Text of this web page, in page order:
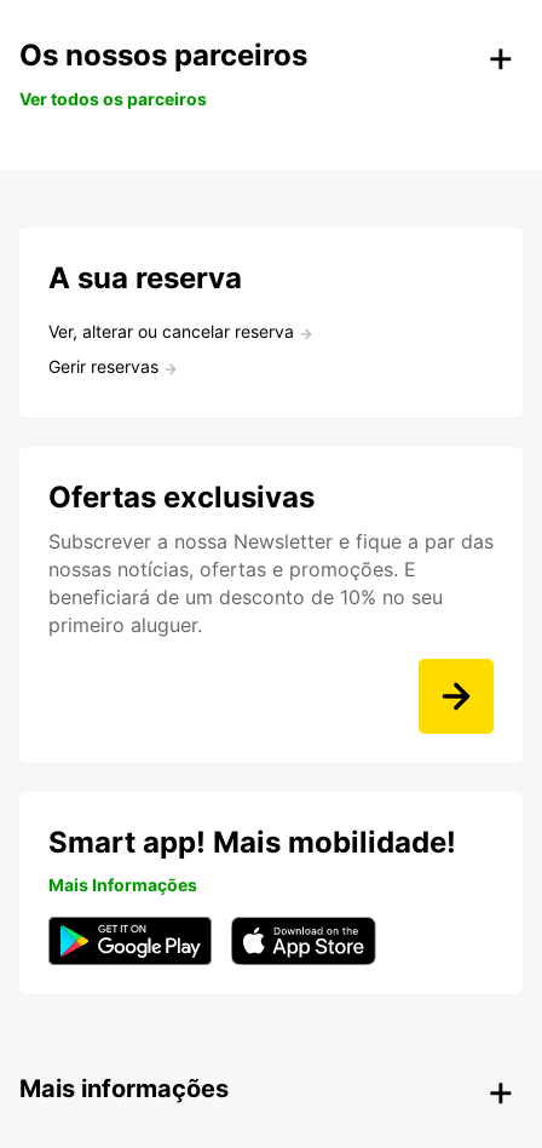
Os nossos parceiros
Ver todos os parceiros
A sua reserva
Ver, alterar ou cancelar reserva
Gerir reservas
Ofertas exclusivas
Subscrever a nossa Newsletter e fique a par das
nossas notícias, ofertas e promoções. E
beneficiará de um desconto de 10% no seu
primeiro aluguer.
Smart app! Mais mobilidade!
Mais Informações
Mais informações